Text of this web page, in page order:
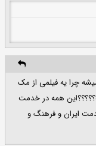
چرا یه فیلمی از مک
همه در خدمت
ایران و فرهنگ و